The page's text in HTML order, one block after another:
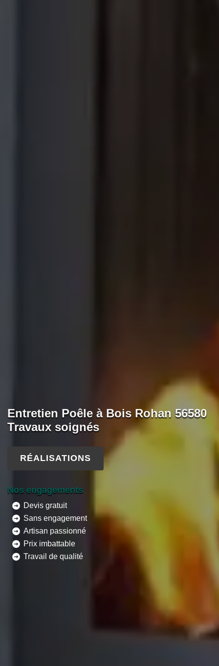
Entretien Poêle à Bois Rohan 56580
Travaux soignés
RÉALISATIONS
Nos engagements
Devis gratuit
Sans engagement
Artisan passionné
Prix imbattable
Travail de qualité